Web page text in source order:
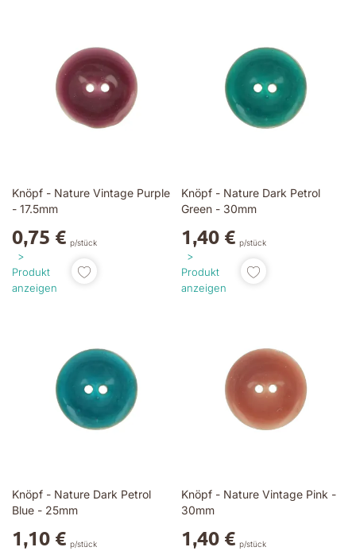
Knöpf - Nature Vintage Purple
- 17.5mm
0,75 € p/stück
Produkt
anzeigen
Knöpf - Nature Dark Petrol
Green - 30mm
1,40 € p/stück
Produkt
anzeigen
Knöpf - Nature Dark Petrol
Blue - 25mm
1,10 € p/stück
Knöpf - Nature Vintage Pink -
30mm
1,40 € p/stück